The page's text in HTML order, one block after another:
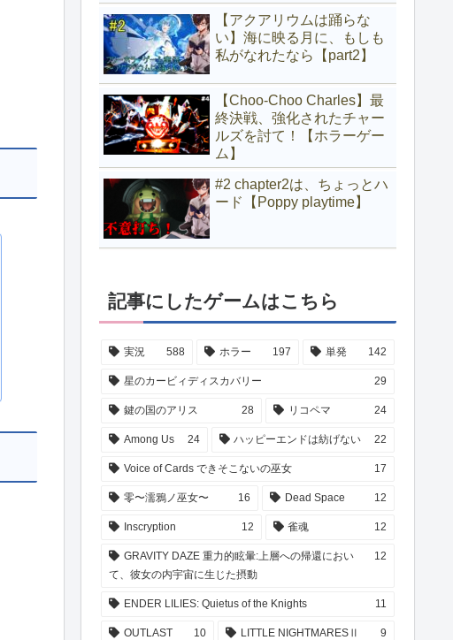
【アクアリウムは踊らな
い】海に映る月に、もしも
私がなれたなら【part2】
【Choo-Choo Charles】最
終決戦、強化されたチャー
ルズを討て！【ホラーゲー
ム】
#2 chapter2は、ちょっとハ
ード【Poppy playtime】
記事にしたゲームはこちら
実況 588 ホラー 197 単発 142
星のカービィディスカバリー 29
鍵の国のアリス 28 リコペマ 24
Among Us 24 ハッピーエンドは紡げない 22
Voice of Cards できそこないの巫女 17
零〜濡鴉ノ巫女〜 16 Dead Space 12
Inscryption 12 雀魂 12
GRAVITY DAZE 重力的眩暈:上層への帰還におい
て、彼女の内宇宙に生じた摂動
12
ENDER LILIES: Quietus of the Knights 11
OUTLAST 10 LITTLE NIGHTMARESⅡ 9